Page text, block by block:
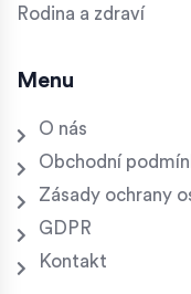
Rodina a zdraví
Menu
O nás
Obchodní
Zásady ochrany
GDPR
Kontakt